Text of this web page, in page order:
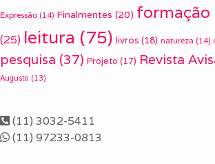
Expressão (14) Finalmentes (20) formação
(25) leitura (75) livros (18) natureza (14)
pesquisa (37) Projeto (17) Revista
Augusto (13)
(11) 3032-5411
(11) 97233-0813